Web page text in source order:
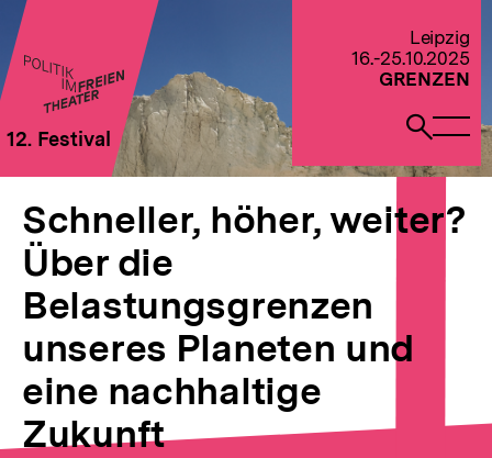
Direkt
zum
Seiteninhalt
springen
12. Festival
Leipzig
16.-25.10.2025
GRENZEN
öffnen
Schneller,
höher,
weiter?
Über
die
Belastungsgrenzen
unseres
und
eine
nachhaltige
Zukunft
Brotkrümelnavigation
Pfadnavigation
Schneller, höher, weiter?
Über die
Belastungsgrenzen
unseres Planeten und
eine nachhaltige
Zukunft